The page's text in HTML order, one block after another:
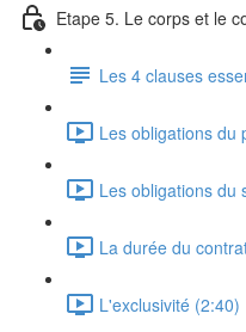
Etape 5. Le corps et le
Les 4 clauses
Les obligations du
Les obligations du
La durée du
L'exclusivité (2:40)